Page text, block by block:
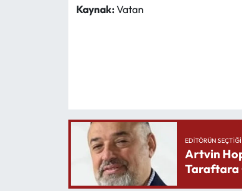
Kaynak:Vatan
EDITÖRÜN SEÇTIĞI
Artvin
Taraftara